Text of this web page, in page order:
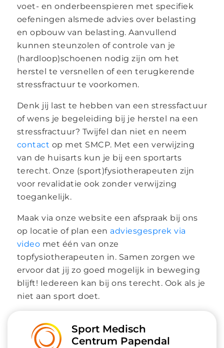
voet- en onderbeenspieren met specifiek
oefeningen alsmede advies over belasting
en opbouw van belasting. Aanvullend
kunnen steunzolen of controle van je
(hardloop)schoenen nodig zijn om het
herstel te versnellen of een terugkerende
stressfractuur te voorkomen.
Denk jij last te hebben van een stressfactuur
of wens je begeleiding bij je herstel na een
stressfractuur? Twijfel dan niet en neem
contact op met SMCP. Met een verwijzing
van de huisarts kun je bij een sportarts
terecht. Onze (sport)fysiotherapeuten zijn
voor revalidatie ook zonder verwijzing
toegankelijk.
Maak via onze website een afspraak bij ons
op locatie of plan een adviesgesprek via
video met één van onze
topfysiotherapeuten in. Samen zorgen we
ervoor dat jij zo goed mogelijk in beweging
blijft! Iedereen kan bij ons terecht. Ook als je
niet aan sport doet.
Sport Medisch
Centrum Papendal